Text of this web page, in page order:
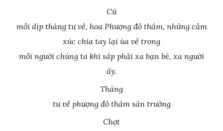
Cứ
mỗi dịp tháng tư về, hoa Phượng đỏ thắm, những cảm
xúc chia tay lại ùa về trong
mỗi người chúng ta khi sắp phải xa bạn bè, xa người
ấy.
Tháng
tư về phượng đỏ thắm sân trường
Chợt